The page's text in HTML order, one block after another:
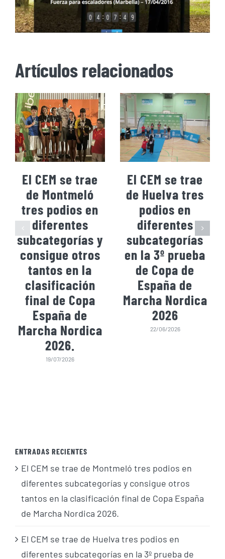
Artículos relacionados
El CEM se trae
de Montmeló
tres podios en
diferentes
subcategorías y
consigue otros
tantos en la
clasificación
final de Copa
España de
Marcha Nordica
2026.
19/07/2026
El CEM se trae
de Huelva tres
podios en
diferentes
subcategorías
en la 3º prueba
de Copa de
España de
Marcha Nordica
2026
22/06/2026
ENTRADAS RECIENTES
El CEM se trae de Montmeló tres podios en
diferentes subcategorías y consigue otros
tantos en la clasificación final de Copa España
de Marcha Nordica 2026.
El CEM se trae de Huelva tres podios en
diferentes subcategorías en la 3º prueba de